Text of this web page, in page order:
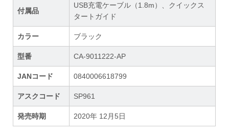
付属品
USB充電ケーブル（1.8m）、クイックス
タートガイド
カラー ブラック
型番 CA-9011222-AP
JANコード 0840006618799
アスクコード SP961
発売時期 2020年 12月5日